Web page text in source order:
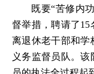
既要“苦修内
督举措，聘请了
离退休老干部和学
义务监督员队。该